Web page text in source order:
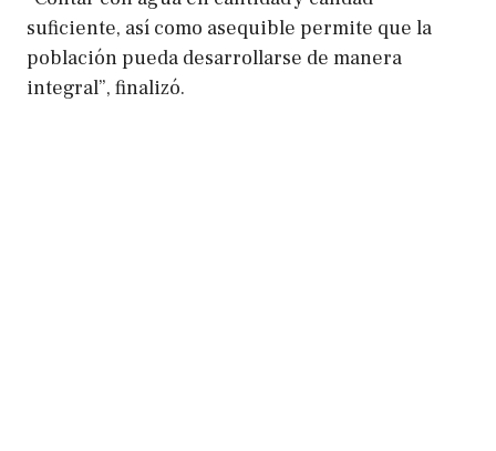
suficiente, así como asequible permite que la
población pueda desarrollarse de manera
integral”, finalizó.